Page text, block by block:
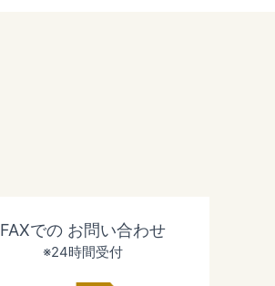
FAXでの お問い合わせ
※24時間受付